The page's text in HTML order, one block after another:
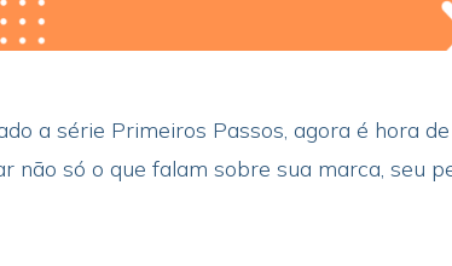
a série Primeiros Passos, agora é hora
não só o que falam sobre sua marca, seu